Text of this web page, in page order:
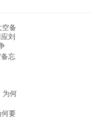
忘
何要